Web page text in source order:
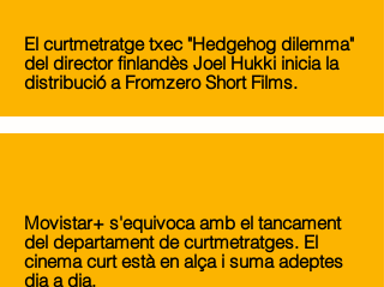
El curtmetratge txec "Hedgehog dilemma"
del director finlandès Joel Hukki inicia la
distribució a Fromzero Short Films.
Movistar+ s'equivoca amb el tancament
del departament de curtmetratges. El
cinema curt està en alça i suma adeptes
dia a dia.